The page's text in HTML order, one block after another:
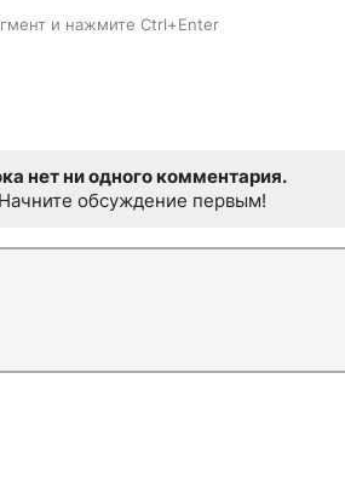
и нажмите Ctrl+Enter
нет ни одного комментария.
Начните обсуждение первым!